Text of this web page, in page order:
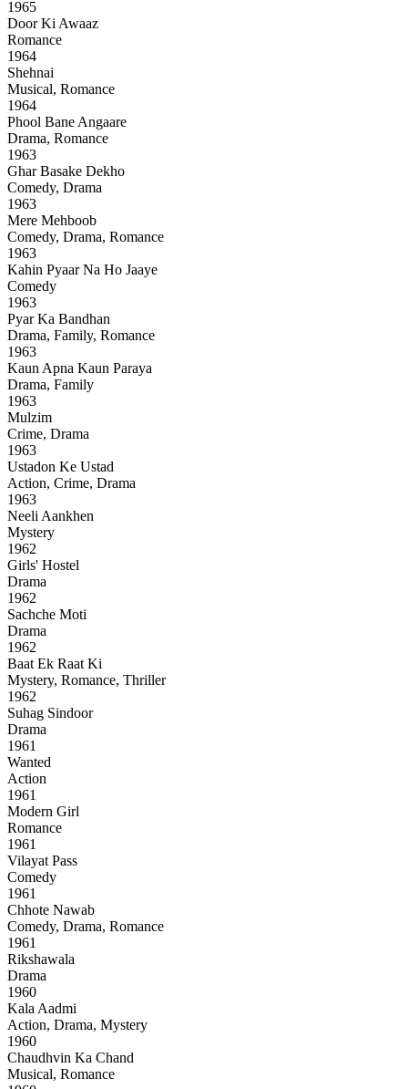
1965
Door Ki Awaaz
Romance
1964
Shehnai
Musical, Romance
1964
Phool Bane Angaare
Drama, Romance
1963
Ghar Basake Dekho
Comedy, Drama
1963
Mere Mehboob
Comedy, Drama, Romance
1963
Kahin Pyaar Na Ho Jaaye
Comedy
1963
Pyar Ka Bandhan
Drama, Family, Romance
1963
Kaun Apna Kaun Paraya
Drama, Family
1963
Mulzim
Crime, Drama
1963
Ustadon Ke Ustad
Action, Crime, Drama
1963
Neeli Aankhen
Mystery
1962
Girls' Hostel
Drama
1962
Sachche Moti
Drama
1962
Baat Ek Raat Ki
Mystery, Romance, Thriller
1962
Suhag Sindoor
Drama
1961
Wanted
Action
1961
Modern Girl
Romance
1961
Vilayat Pass
Comedy
1961
Chhote Nawab
Comedy, Drama, Romance
1961
Rikshawala
Drama
1960
Kala Aadmi
Action, Drama, Mystery
1960
Chaudhvin Ka Chand
Musical, Romance